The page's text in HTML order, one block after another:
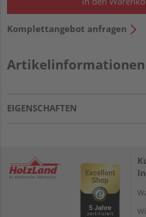
Komplettangebot anfragen
Artikelinformationen
EIGENSCHAFTEN